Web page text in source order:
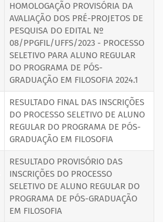
HOMOLOGAÇÃO PROVISÓRIA DA
AVALIAÇÃO DOS PRÉ-PROJETOS DE
PESQUISA DO EDITAL Nº
08/PPGFIL/UFFS/2023 - PROCESSO
SELETIVO PARA ALUNO REGULAR
DO PROGRAMA DE PÓS-
GRADUAÇÃO EM FILOSOFIA 2024.1
RESULTADO FINAL DAS INSCRIÇÕES
DO PROCESSO SELETIVO DE ALUNO
REGULAR DO PROGRAMA DE PÓS-
GRADUAÇÃO EM FILOSOFIA
RESULTADO PROVISÓRIO DAS
INSCRIÇÕES DO PROCESSO
SELETIVO DE ALUNO REGULAR DO
PROGRAMA DE PÓS-GRADUAÇÃO
EM FILOSOFIA